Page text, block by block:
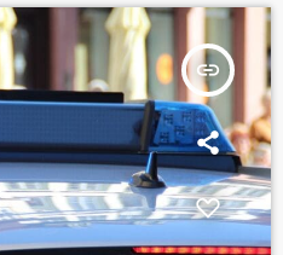
insert_link